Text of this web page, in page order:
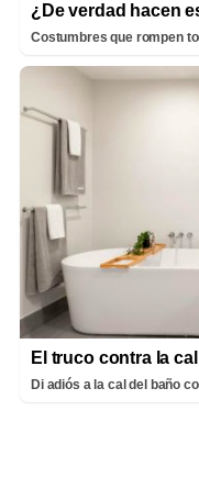
¿De verdad hacen
Costumbres que rompen
El truco contra la cal
Di adiós a la cal del baño